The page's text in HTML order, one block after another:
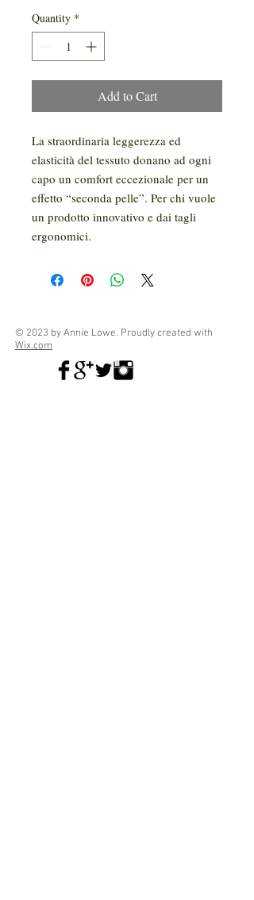
Quantity *
Add to Cart
La straordinaria leggerezza ed
elasticità del tessuto donano ad ogni
capo un comfort eccezionale per un
effetto “seconda pelle”. Per chi vuole
un prodotto innovativo e dai tagli
ergonomici.
© 2023 by Annie Lowe. Proudly created with
Wix.com